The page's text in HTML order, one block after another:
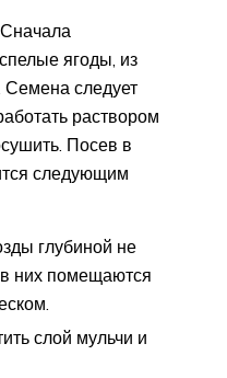
ягоды, из
Семена следует
раствором
Посев в
следующим
глубиной не
них помещаются
слой мульчи и